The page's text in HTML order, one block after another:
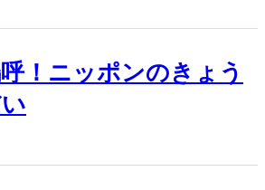
！ニッポンのきょう